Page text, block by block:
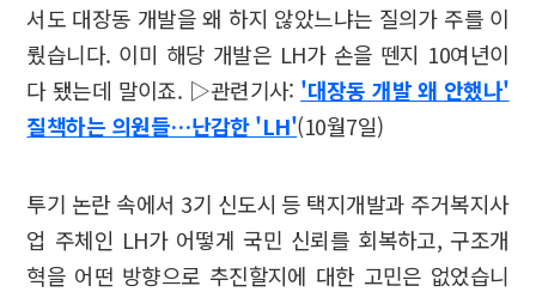
서도 대장동 개발을 왜 하지 않았느냐는 질의가 주를 이
뤘습니다. 이미 해당 개발은 LH가 손을 뗀지 10여년이
다 됐는데 말이죠. ▷관련기사: '대장동 개발 왜 안했나'
질책하는 의원들…난감한 'LH'(10월7일)
투기 논란 속에서 3기 신도시 등 택지개발과 주거복지사
업 주체인 LH가 어떻게 국민 신뢰를 회복하고, 구조개
혁을 어떤 방향으로 추진할지에 대한 고민은 없었습니